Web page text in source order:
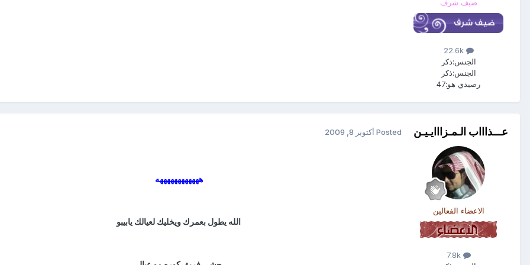
ضيف شرف
22.6k
الجنس:ذكر
الجنس:ذكر
رصيدي هو:47
عـــذاااب الـمـزااايـيـن
الاعضاء الفعالين
7.8k
Posted أكتوبر 8, 2009
ههههههههههههه
الله يطول بعمرك ويخليك لعيالك يابيبو